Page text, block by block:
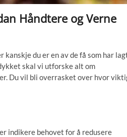
Håndtere og Verne
kanskje du er en av de få som har
skal vi utforske alt om
Du vil bli overrasket over hvor
indikere behovet for å redusere